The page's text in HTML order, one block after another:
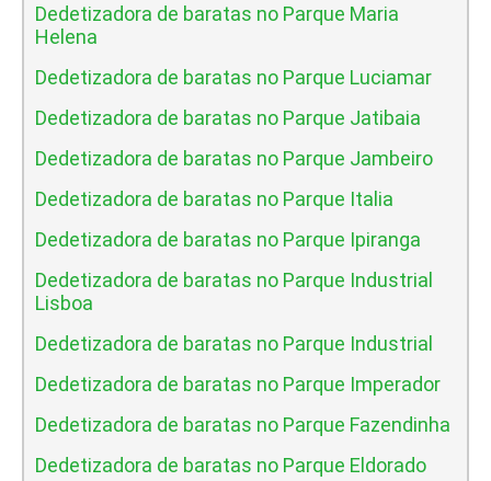
Dedetizadora de baratas no Parque Maria
Helena
Dedetizadora de baratas no Parque Luciamar
Dedetizadora de baratas no Parque Jatibaia
Dedetizadora de baratas no Parque Jambeiro
Dedetizadora de baratas no Parque Italia
Dedetizadora de baratas no Parque Ipiranga
Dedetizadora de baratas no Parque Industrial
Lisboa
Dedetizadora de baratas no Parque Industrial
Dedetizadora de baratas no Parque Imperador
Dedetizadora de baratas no Parque Fazendinha
Dedetizadora de baratas no Parque Eldorado